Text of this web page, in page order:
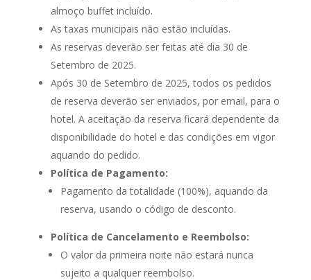
almoço buffet incluído.
As taxas municipais não estão incluídas.
As reservas deverão ser feitas até dia 30 de
Setembro de 2025.
Após 30 de Setembro de 2025, todos os pedidos
de reserva deverão ser enviados, por email, para o
hotel. A aceitação da reserva ficará dependente da
disponibilidade do hotel e das condições em vigor
aquando do pedido.
Política de Pagamento:
Pagamento da totalidade (100%), aquando da
reserva, usando o código de desconto.
Política de Cancelamento e Reembolso:
O valor da primeira noite não estará nunca
sujeito a qualquer reembolso.